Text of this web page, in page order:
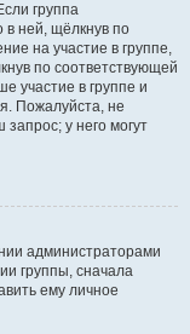
группа
в ней, щёлкнув по
на участие в группе,
по соответствующей
участие в группе и
Пожалуйста, не
у него могут
администраторами
группы, сначала
ему личное